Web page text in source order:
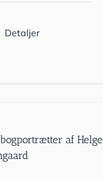
Detaljer
af Helge